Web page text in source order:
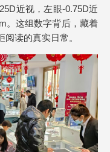
近视，左眼-0.75D近
。这组数字背后，藏着
读的真实日常。